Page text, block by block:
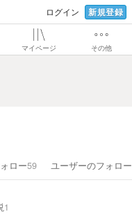
ログイン 新規登録
マイページ その他
ロー59 ユーザーのフォロー
1